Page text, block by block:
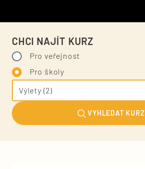
CHCI NAJÍT KURZ
Pro veřejnost
Pro školy
VYHLEDAT KURZ